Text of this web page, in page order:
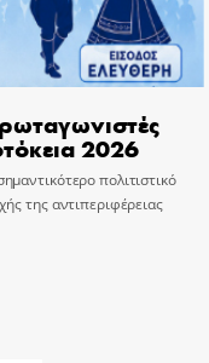
2026
πολιτιστικό
της αντιπεριφέρειας